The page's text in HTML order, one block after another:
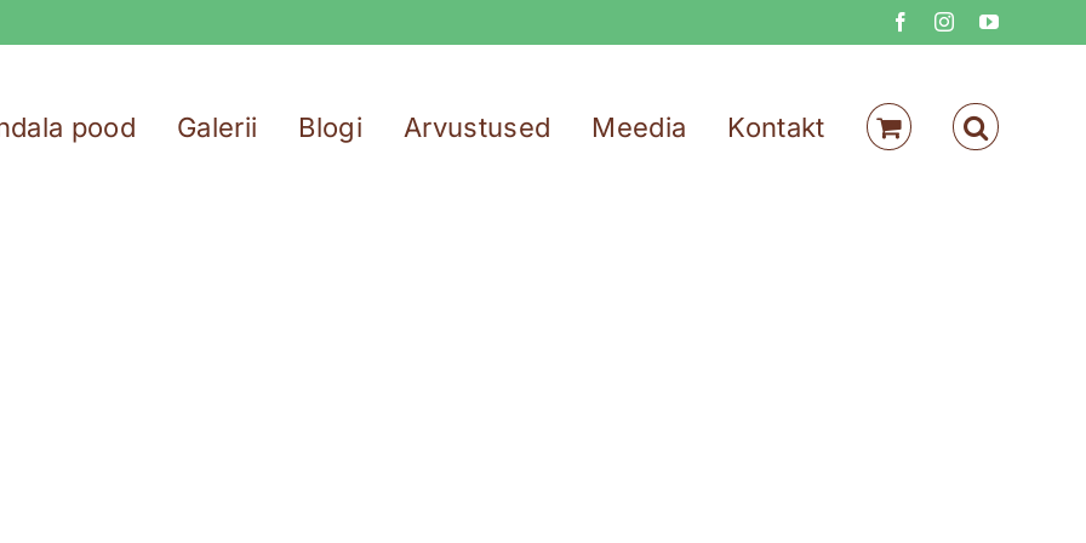
FacebookInstagramYouTube
pood Galerii Blogi Arvustused Meedia Kontakt